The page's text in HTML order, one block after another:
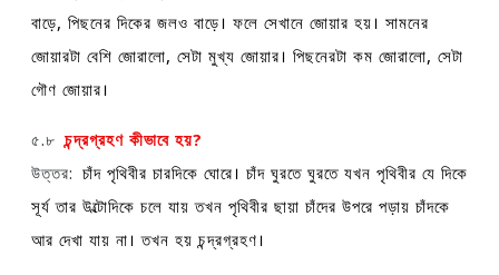
বাড়ে, পিছনের দিকের জলও বাড়ে। ফলে সেখানে জোয়ার হয়। সামনের
জোয়ারটা বেশি জোরালো, সেটা মুখ্য জোয়ার। পিছনেরটা কম জোরালো, সেটা
গৌণ জোয়ার।
৫.৮ চন্দ্রগ্রহণ কীভাবে হয়?
উত্তর: চাঁদ পৃথিবীর চারদিকে ঘোরে। চাঁদ ঘুরতে ঘুরতে যখন পৃথিবীর যে দিকে
সূর্য তার উল্টোদিকে চলে যায় তখন পৃথিবীর ছায়া চাঁদের উপরে পড়ায় চাঁদকে
আর দেখা যায় না। তখন হয় চন্দ্রগ্রহণ।